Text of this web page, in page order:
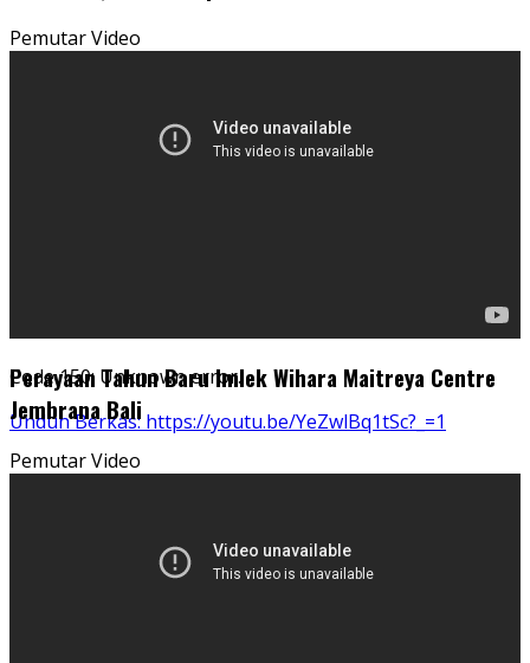
Pemutar Video
Code 150: Unknown error.
Unduh Berkas: https://youtu.be/YeZwlBq1tSc?_=1
Perayaan Tahun Baru Imlek Wihara Maitreya Centre
Jembrana Bali
Pemutar Video